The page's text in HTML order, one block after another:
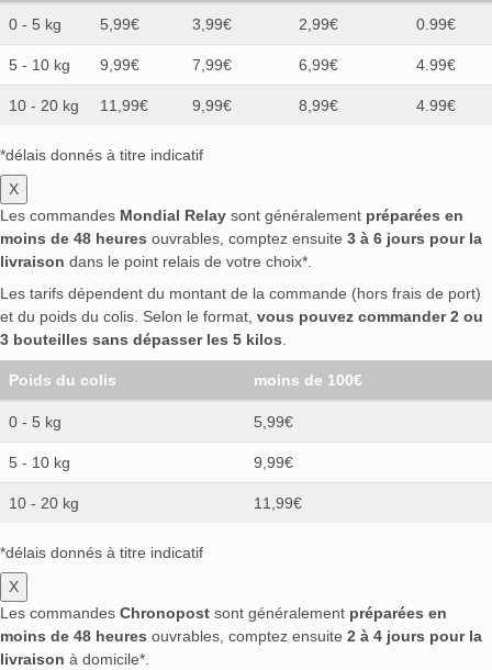
0 - 5 kg 5,99€ 3,99€ 2,99€ 0.99€
5 - 10 kg 9,99€ 7,99€ 6,99€ 4.99€
10 - 20 kg 11,99€ 9,99€ 8,99€ 4.99€
*délais donnés à titre indicatif
X
Les commandes Mondial Relay sont généralement préparées en
moins de 48 heures ouvrables, comptez ensuite 3 à 6 jours pour la
livraison dans le point relais de votre choix*.
Les tarifs dépendent du montant de la commande (hors frais de port)
et du poids du colis. Selon le format, vous pouvez commander 2 ou
3 bouteilles sans dépasser les 5 kilos.
Poids du colis moins de 100€
0 - 5 kg 5,99€
5 - 10 kg 9,99€
10 - 20 kg 11,99€
*délais donnés à titre indicatif
X
Les commandes Chronopost sont généralement préparées en
moins de 48 heures ouvrables, comptez ensuite 2 à 4 jours pour la
livraison à domicile*.